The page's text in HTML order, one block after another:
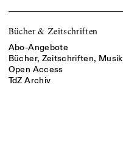
Bücher & Zeitschriften
Abo-Angebote
Bücher, Zeitschriften, Musik
Open Access
TdZ Archiv